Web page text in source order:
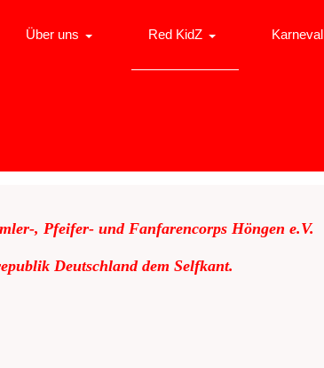
Über uns Red KidZ Karneval
, Pfeifer- und Fanfarencorps Höngen e.V.
Deutschland dem Selfkant.